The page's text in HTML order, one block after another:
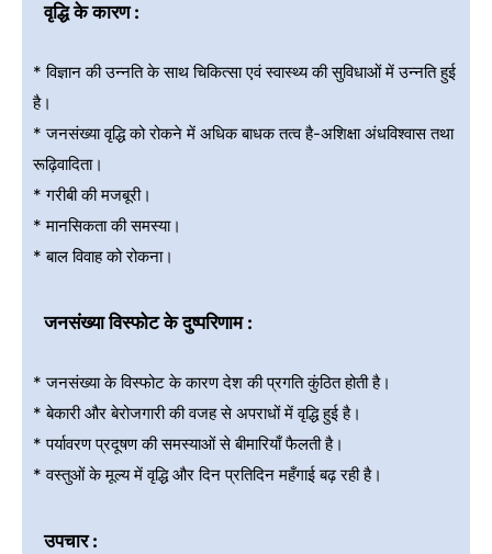
वृद्धि के कारण :
* विज्ञान की उन्नति के साथ चिकित्सा एवं स्वास्थ्य की सुविधाओं में उन्नति हुई
है।
* जनसंख्या वृद्धि को रोकने में अधिक बाधक तत्व है-अशिक्षा अंधविश्वास तथा
रूढ़िवादिता।
* गरीबी की मजबूरी।
* मानसिकता की समस्या।
* बाल विवाह को रोकना।
जनसंख्या विस्फोट के दुष्परिणाम :
* जनसंख्या के विस्फोट के कारण देश की प्रगति कुंठित होती है।
* बेकारी और बेरोजगारी की वजह से अपराधों में वृद्धि हुई है।
* पर्यावरण प्रदूषण की समस्याओं से बीमारियाँ फैलती है।
* वस्तुओं के मूल्य में वृद्धि और दिन प्रतिदिन महँगाई बढ़ रही है।
उपचार :